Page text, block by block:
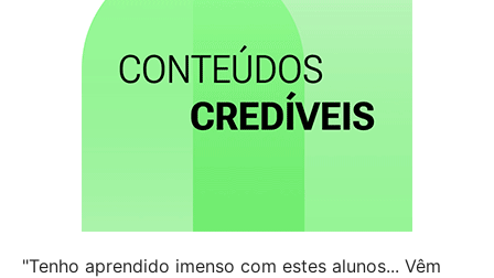
"Tenho aprendido imenso com estes alunos... Vêm